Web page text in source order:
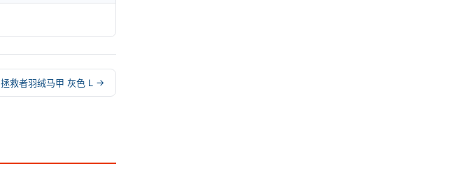
拯救者羽绒马甲 灰色 L →